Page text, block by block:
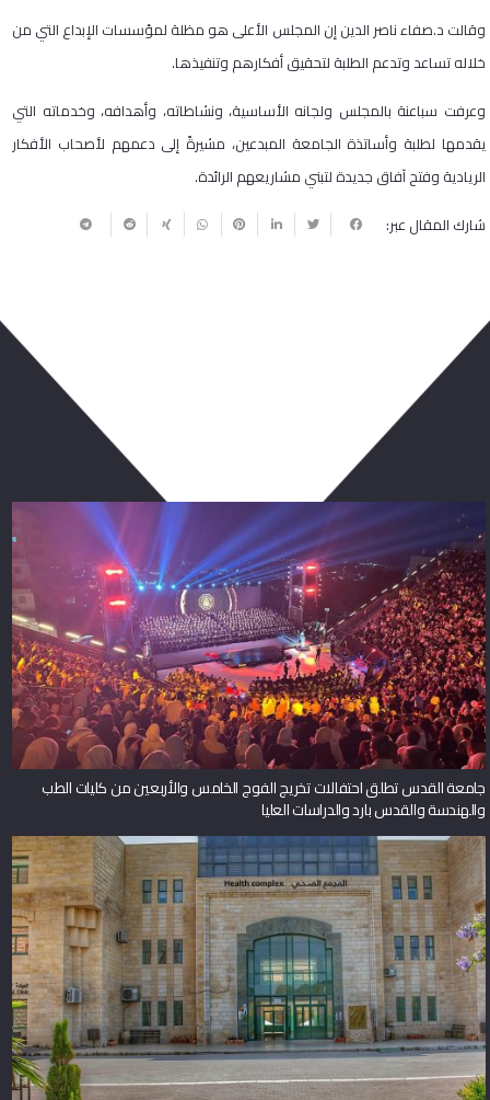
وقالت د.صفاء ناصر الدين إن المجلس الأعلى هو مظلة لمؤسسات الإبداع التي من
خلاله تساعد وتدعم الطلبة لتحقيق أفكارهم وتنفيذها.
وعرفت سباعنة بالمجلس ولجانه الأساسية، ونشاطاته، وأهدافه، وخدماته التي
يقدمها لطلبة وأساتذة الجامعة المبدعين، مشيرةً إلى دعمهم لأصحاب الأفكار
الريادية وفتح آفاق جديدة لتبني مشاريعهم الرائدة.
شارك المقال عبر:
جامعة القدس تطلق احتفالات تخريج الفوج الخامس والأربعين من كليات الطب
والهندسة والقدس بارد والدراسات العليا